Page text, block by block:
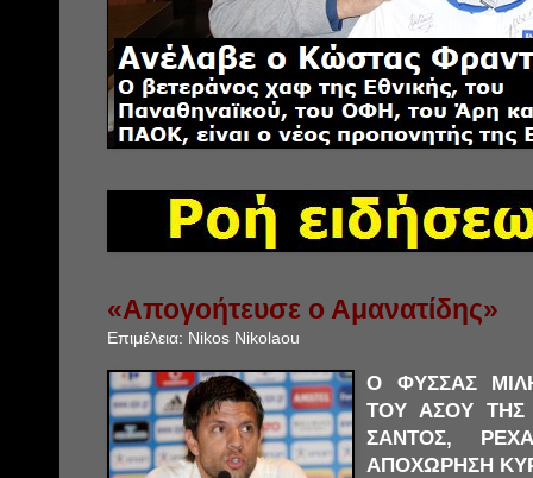
«Aπογοήτευσε ο Αμανατίδης»
Επιμέλεια: Nikos Nikolaou
Ο ΦΥΣΣΑΣ
ΤΟΥ ΑΣΟΥ ΤΗΣ
ΣΑΝΤΟΣ,
ΑΠΟΧΩΡΗΣΗ